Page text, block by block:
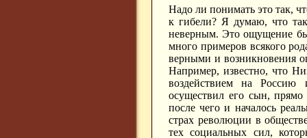
Надо ли понимать это так,
к гибели? Я думаю, что
неверным. Это ощущение
много примеров всякого
верными и возникновения
Например, известно, что
воздействием на Россию
осуществил его сын,
после чего и началось
страх революции в
тех социальных сил,